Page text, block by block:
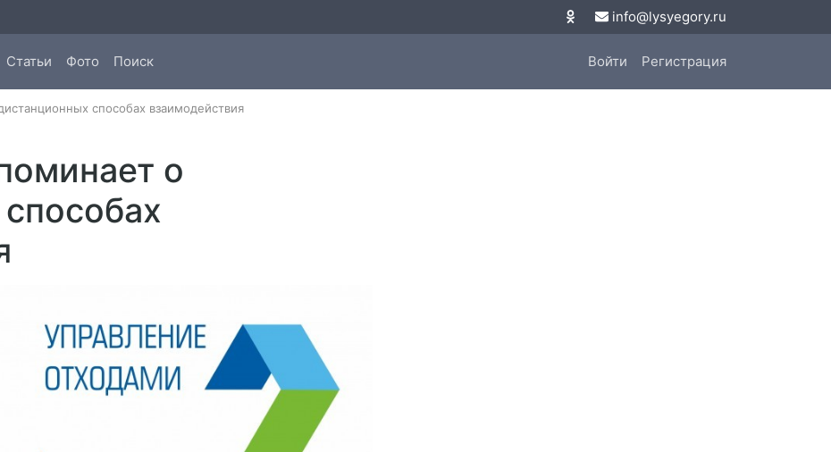
info@lysyegory.ru
Статьи Фото Поиск Войти Регистрация
способах взаимодействия
о